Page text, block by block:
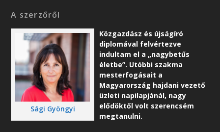
A szerzőről
Sági Gyöngyi
Közgazdász és újságíró
diplomával felvértezve
indultam el a „nagybetűs
életbe”. Utóbbi szakma
mesterfogásait a
Magyarország hajdani vezető
üzleti napilapjánál, nagy
elődöktől volt szerencsém
megtanulni.